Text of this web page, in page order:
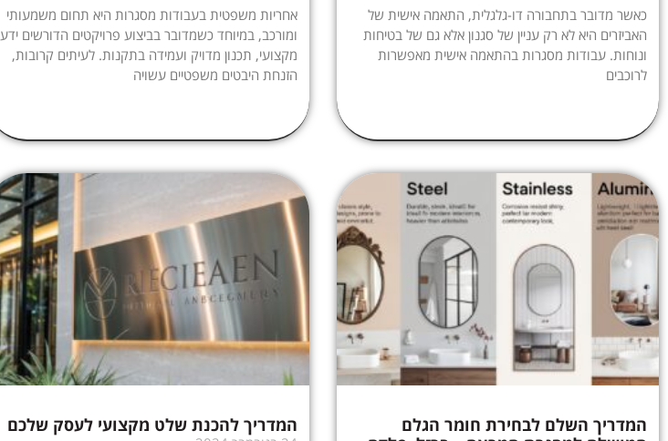
כאשר מדובר בתחבורה דו-גלגלית, התאמה אישית של
האביזרים היא לא רק עניין של סגנון אלא גם של בטיחות
ונוחות. עבודות מסגרות בהתאמה אישית מאפשרות
לרוכבים
אחריות משפטית בעבודות מסגרות היא תחום משמעותי
ומורכב, במיוחד כשמדובר בביצוע פרויקטים הדורשים ידע
מקצועי, תכנון מדויק ועמידה בתקנות. לעיתים קרובות,
הזנחת היבטים משפטיים עשויה
המדריך השלם לבחירת חומר הגלם
המדריך להכנת שלט מקצועי לעסק שלכם